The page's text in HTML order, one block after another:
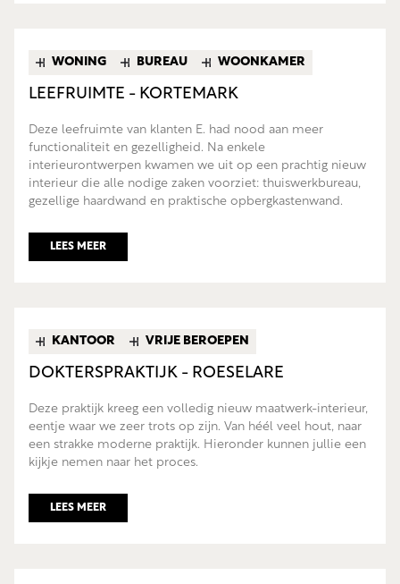
WONING BUREAU WOONKAMER
LEEFRUIMTE - KORTEMARK
Deze leefruimte van klanten E. had nood aan meer
functionaliteit en gezelligheid. Na enkele
interieurontwerpen kwamen we uit op een prachtig nieuw
interieur die alle nodige zaken voorziet: thuiswerkbureau,
gezellige haardwand en praktische opbergkastenwand.
LEES MEER
KANTOOR VRIJE BEROEPEN
DOKTERSPRAKTIJK - ROESELARE
Deze praktijk kreeg een volledig nieuw maatwerk-interieur,
eentje waar we zeer trots op zijn. Van héél veel hout, naar
een strakke moderne praktijk. Hieronder kunnen jullie een
kijkje nemen naar het proces.
LEES MEER